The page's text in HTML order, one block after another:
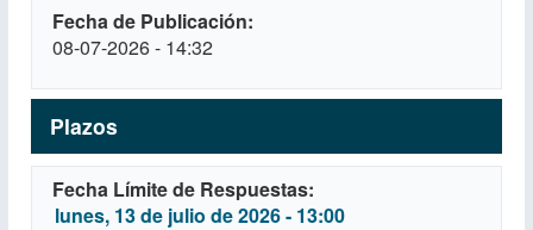
Fecha de Publicación
08-07-2026 - 14:32
Plazos
Fecha Límite de Respuestas
lunes, 13 de julio de 2026 - 13:00